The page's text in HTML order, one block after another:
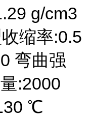
g/cm3
缩率:0.5
弯曲强
:2000
℃